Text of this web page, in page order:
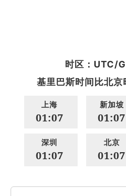
时区：UTC/
基里巴斯时间比北
上海
01:07
新加坡
01:07
深圳
01:07
北京
01:07